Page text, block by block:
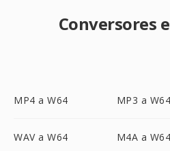
Conversores
MP4 a W64 MP3 a W64
WAV a W64 M4A a W64